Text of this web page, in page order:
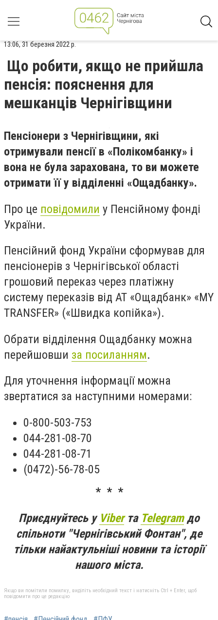
13:06, 31 березня 2022 р.
Що робити, якщо не прийшла
пенсія: пояснення для
мешканців Чернігівщини
Пенсіонери з Чернігівщини, які
отримували пенсії в «Полікомбанку» і
вона не була зарахована, то ви можете
отримати її у відділенні «Ощадбанку».
Про це повідомили у Пенсійному фонді
України.
Пенсійний фонд України сформував для
пенсіонерів з Чернігівської області
грошовий переказ через платіжну
систему переказів від АТ «Ощадбанк» «MY
TRANSFER» («Швидка копійка»).
Обрати відділення Ощадбанку можна
перейшовши за посиланням.
Для уточнення інформації можна
звертатися за наступними номерами:
0-800-503-753
044-281-08-70
044-281-08-71
(0472)-56-78-05
* * *
Приєднуйтесь у Viberта Telegramдо
спільноти "Чернігівський Фонтан", де
тільки найактульніші новини та історії
нашого міста.
Якщо ви помітили помилку, виділіть необхідний текст і натисніть Ctrl + Enter, щоб
повідомити про це редакцію